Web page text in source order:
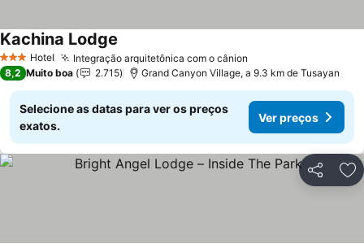
3 EstrelasHotel Integração arquitetônica com o cânion
Kachina Lodge
8,2 Muito boa 2.715 Grand Canyon Village, a 9.3 km de Tusayan
Selecione as datas para ver os preços
exatos.
Ver preços
Partilhar